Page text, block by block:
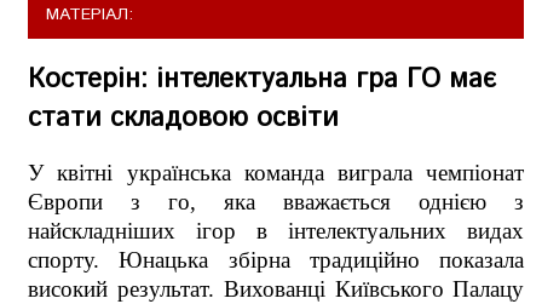
МАТЕРІАЛ:
Костерін: інтелектуальна гра ГО має
стати складовою освіти
У квітні українська команда виграла чемпіонат
Європи з го, яка вважається однією з
найскладніших ігор в інтелектуальних видах
спорту. Юнацька збірна традиційно показала
високий результат. Вихованці Київського Палацу